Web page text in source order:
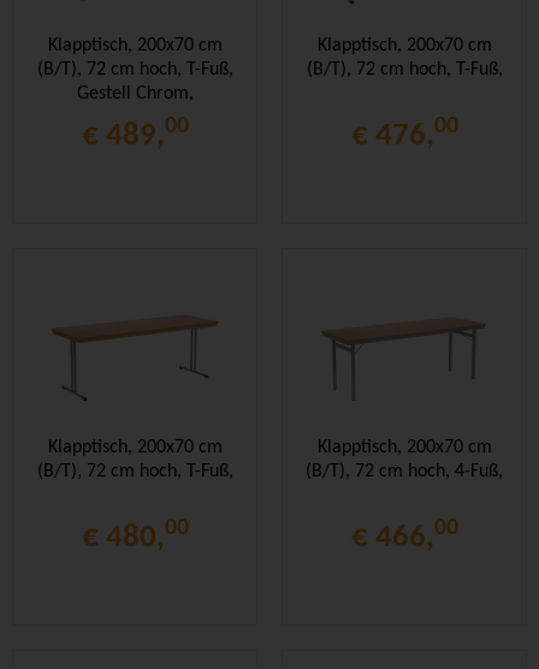
Klapptisch, 200x70 cm
(B/T), 72 cm hoch, T-Fuß,
Gestell Chrom,
Stahlzarge,
€ 489,00
Klapptisch, 200x70 cm
(B/T), 72 cm hoch, T-Fuß,
€ 476,00
Klapptisch, 200x70 cm
(B/T), 72 cm hoch, T-Fuß,
€ 480,00
Klapptisch, 200x70 cm
(B/T), 72 cm hoch, 4-Fuß,
€ 466,00